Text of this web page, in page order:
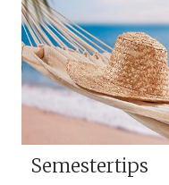
Semestertips